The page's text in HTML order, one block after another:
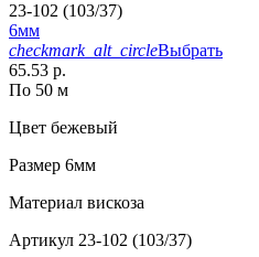
23-102 (103/37)
6мм
checkmark_alt_circleВыбрать
65.53 р.
По 50 м
Цвет бежевый
Размер 6мм
Материал вискоза
Артикул 23-102 (103/37)